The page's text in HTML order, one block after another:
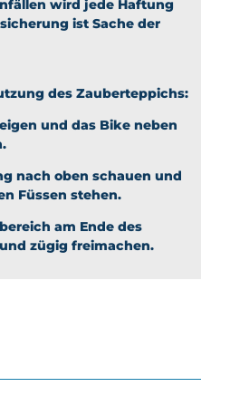
wird jede Haftung
ist Sache der
des Zauberteppichs:
und das Bike neben
nach oben schauen und
Füssen stehen.
am Ende des
zügig freimachen.